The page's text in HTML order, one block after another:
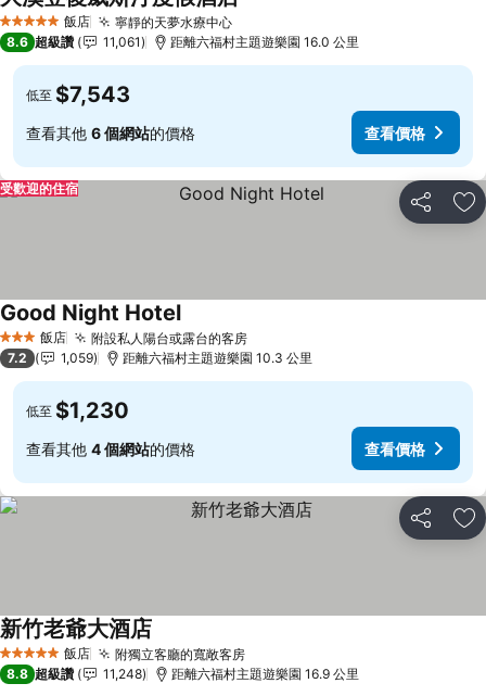
5 星級 飯店 寧靜的天夢水療中心
8.6 超級讚 11,061 距離六福村主題遊樂園 16.0 公里
低至 $7,543
查看其他 6 個網站的價格 查看價格
分享 加
受歡迎的住宿
3 星級 飯店 附設私人陽台或露台的客房
Good Night Hotel
7.2 1,059 距離六福村主題遊樂園 10.3 公里
低至 $1,230
查看其他 4 個網站的價格 查看價格
分享 加
5 星級 飯店 附獨立客廳的寬敞客房
新竹老爺大酒店
8.8 超級讚 11,248 距離六福村主題遊樂園 16.9 公里